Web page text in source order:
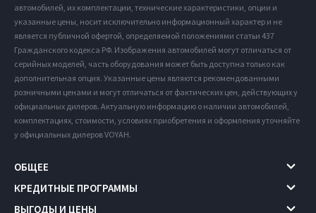
автомобилей, их комплектации, технические характеристики, опции и
указанные цены, носит исключительно информационный характер и не
является публичной офертой, определяемой положениями статьи 437
Гражданского кодекса РФ. Изображения автомобилей могут отличаться от
серийных моделей, часть оборудования может быть доступна только как
дополнительная опция. Указанные цены являются рекомендованными
розничными ценами и могут отличаться от фактических цен, действующих у
официальных дилеров. Актуальную информацию о наличии автомобилей,
комплектациях, стоимости, условиях приобретения и оформления уточняйте
у официальных дилеров VOYAH.
ОБЩЕЕ
КРЕДИТНЫЕ ПРОГРАММЫ
ВЫГОДЫ И ЦЕНЫ